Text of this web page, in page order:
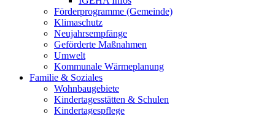
Förderprogramme (Gemeinde)
Klimaschutz
Neujahrsempfänge
Geförderte Maßnahmen
Umwelt
Kommunale Wärmeplanung
Familie & Soziales
Wohnbaugebiete
Kindertagesstätten & Schulen
Kindertagespflege